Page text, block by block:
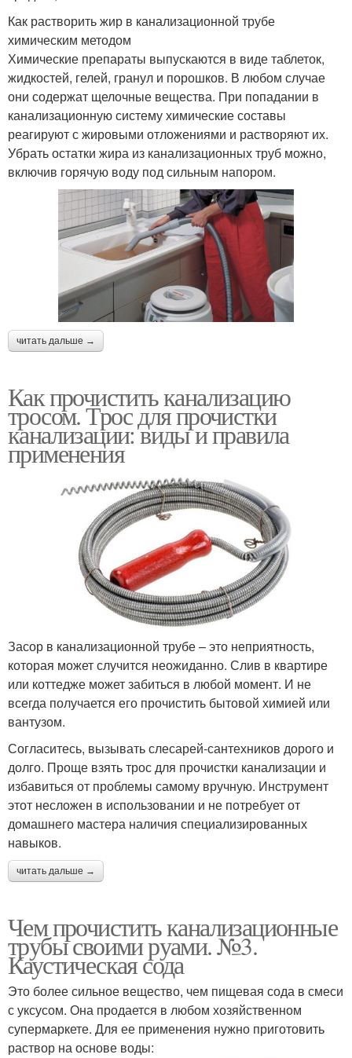
Как растворить жир в канализационной трубе
химическим методом
Химические препараты выпускаются в виде таблеток,
жидкостей, гелей, гранул и порошков. В любом случае
они содержат щелочные вещества. При попадании в
канализационную систему химические составы
реагируют с жировыми отложениями и растворяют их.
Убрать остатки жира из канализационных труб можно,
включив горячую воду под сильным напором.
читать дальше →
Как прочистить канализацию
тросом. Трос для прочистки
канализации: виды и правила
применения
Засор в канализационной трубе – это неприятность,
которая может случится неожиданно. Слив в квартире
или коттедже может забиться в любой момент. И не
всегда получается его прочистить бытовой химией или
вантузом.
Согласитесь, вызывать слесарей-сантехников дорого и
долго. Проще взять трос для прочистки канализации и
избавиться от проблемы самому вручную. Инструмент
этот несложен в использовании и не потребует от
домашнего мастера наличия специализированных
навыков.
читать дальше →
Чем прочистить канализационные
трубы своими руами. №3.
Каустическая сода
Это более сильное вещество, чем пищевая сода в смеси
с уксусом. Она продается в любом хозяйственном
супермаркете. Для ее применения нужно приготовить
раствор на основе воды: